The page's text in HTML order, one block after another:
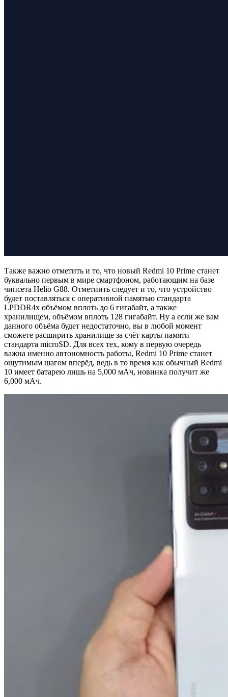
Также важно отметить и то, что новый Redmi 10 Prime станет
буквально первым в мире смартфоном, работающим на базе
чипсета Helio G88. Отметиить следует и то, что устройство
будет поставляться с оперативной памятью стандарта
LPDDR4x объёмом вплоть до 6 гигабайт, а также
хранилищем, объёмом вплоть 128 гигабайт. Ну а если же вам
данного объёма будет недостаточно, вы в любой момент
сможете расширить хранилище за счёт карты памяти
стандарта microSD. Для всех тех, кому в первую очередь
важна именно автономность работы, Redmi 10 Prime станет
ощутимым шагом вперёд, ведь в то время как обычный Redmi
10 имеет батарею лишь на 5,000 мАч, новинка получит же
6,000 мАч.